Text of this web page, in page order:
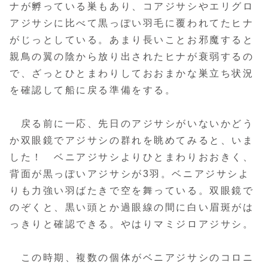
ナが孵っている巣もあり、コアジサシやエリグロ
アジサシに比べて黒っぽい羽毛に覆われてたヒナ
がじっとしている。あまり長いことお邪魔すると
親鳥の翼の陰から放り出されたヒナが衰弱するの
で、ざっとひとまわりしておおまかな巣立ち状況
を確認して船に戻る準備をする。
戻る前に一応、先日のアジサシがいないかどう
か双眼鏡でアジサシの群れを眺めてみると、いま
した！ ベニアジサシよりひとまわりおおきく、
背面が黒っぽいアジサシが3羽。ベニアジサシよ
りも力強い羽ばたきで空を舞っている。双眼鏡で
のぞくと、黒い頭とか過眼線の間に白い眉斑がは
っきりと確認できる。やはりマミジロアジサシ。
この時期、複数の個体がベニアジサシのコロニ